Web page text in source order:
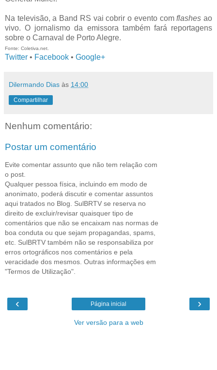
Na televisão, a Band RS vai cobrir o evento comflashesao
vivo. O jornalismo da emissora também fará reportagens
sobre o Carnaval de Porto Alegre.
Fonte: Coletiva.net.
Twitter • Facebook • Google+
Dilermando Dias às 14:00
Compartilhar
Nenhum comentário:
Postar um comentário
Evite comentar assunto que não tem relação com
o post.
Qualquer pessoa física, incluindo em modo de
anonimato, poderá discutir e comentar assuntos
aqui tratados no Blog. SulBRTV se reserva no
direito de excluir/revisar quaisquer tipo de
comentários que não se encaixam nas normas de
boa conduta ou que sejam propagandas, spams,
etc. SulBRTV também não se responsabiliza por
erros ortográficos nos comentários e pela
veracidade dos mesmos. Outras informações em
"Termos de Utilização".
‹ ›
Página inicial
Ver versão para a web